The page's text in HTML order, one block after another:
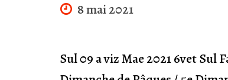
8 mai 2021
Sul 09 a viz Mae 2021 6vet Sul